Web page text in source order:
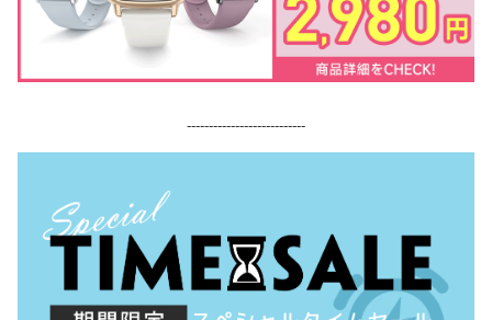
---------------------------